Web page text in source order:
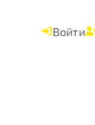
Войти